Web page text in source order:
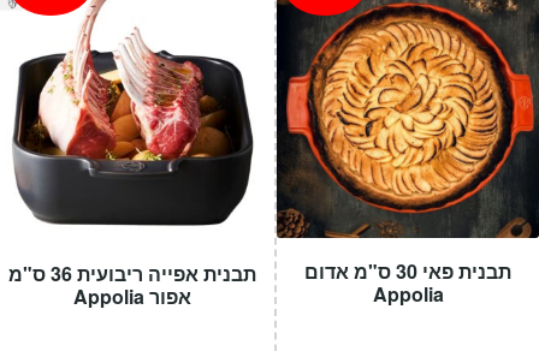
תבנית אפייה ריבועית 36 ס"מ
אפור Appolia
תבנית פאי 30 ס"מ אדום
Appolia